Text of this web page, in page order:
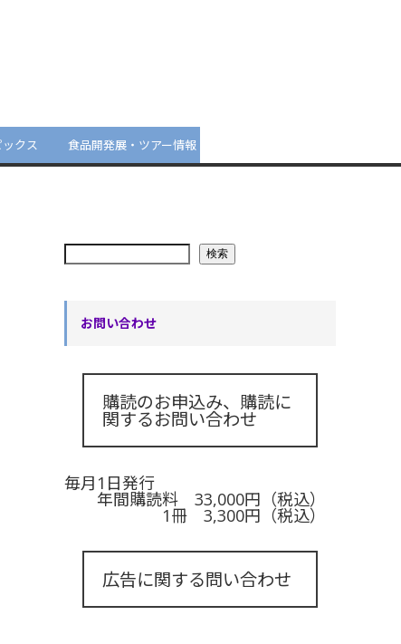
クス 食品開発展・ツアー情報
検索
お問い合わせ
購読のお申込み、購読に
関するお問い合わせ
毎月1日発行
年間購読料 33,000円（税込）
1冊 3,300円（税込）
広告に関する問い合わせ